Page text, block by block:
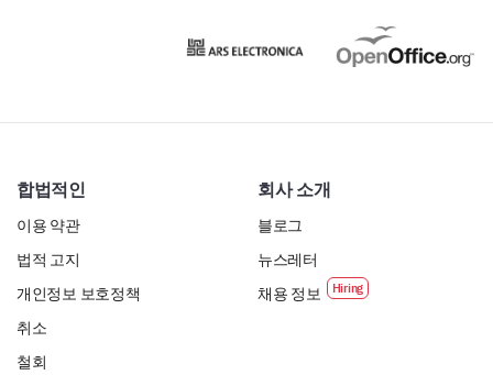
합법적인
이용 약관
법적 고지
개인정보 보호정책
취소
철회
회사 소개
블로그
뉴스레터
채용 정보